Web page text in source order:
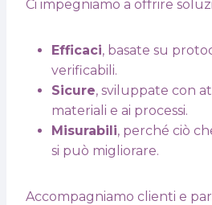
Ci impegniamo a offrire
Efficaci, basate su
verificabili.
Sicure, sviluppate con
materiali e ai processi.
Misurabili, perché ciò
si può migliorare.
Accompagniamo clienti e